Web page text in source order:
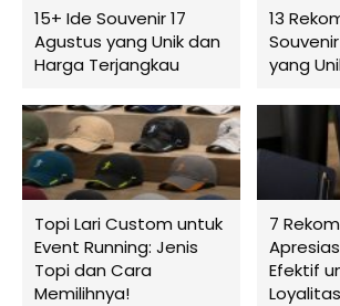
15+ Ide Souvenir 17
Agustus yang Unik dan
Harga Terjangkau
13
yang
Topi Lari Custom untuk
Event Running: Jenis
Topi dan Cara
Memilihnya!
7
Efektif